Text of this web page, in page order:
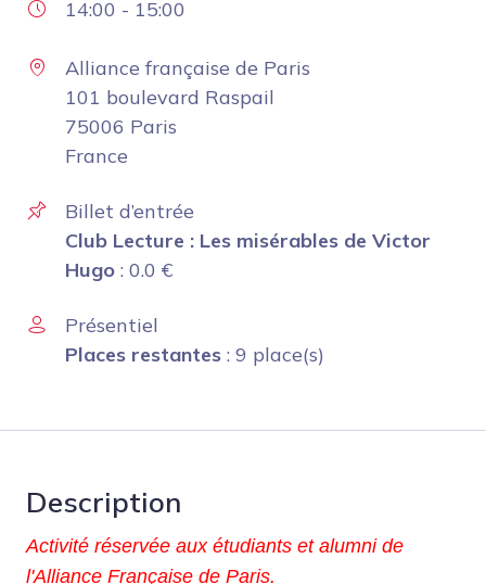
14:00 - 15:00
Alliance française de Paris
101 boulevard Raspail
75006 Paris
France
Billet d’entrée
Club Lecture : Les misérables de Victor
Hugo : 0.0 €
Présentiel
Places restantes : 9 place(s)
Description
Activité réservée aux étudiants et alumni de
l'Alliance Française de Paris.